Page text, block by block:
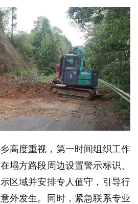
高度重视，第一时间组织工作
塌方路段周边设置警示标识、
区域并安排专人值守，引导行
外发生。同时，紧急联系专业